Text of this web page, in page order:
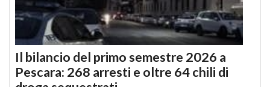
Il bilancio del primo semestre 2026 a
Pescara: 268 arresti e oltre 64 chili di